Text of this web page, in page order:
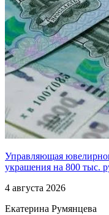
Управляющая
украшения на 800 тыс.
4 августа 2026
Екатерина Румянцева